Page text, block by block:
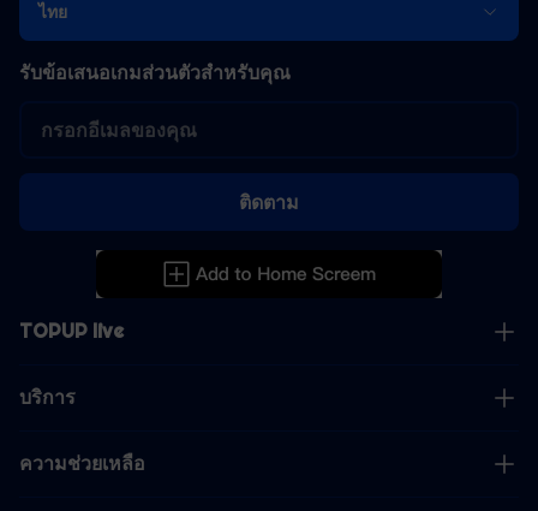
ไทย
TOPUP live
บริการ
ความช่วยเหลือ
รับข้อเสนอเกมส่วนตัวสำหรับคุณ
ติดตาม